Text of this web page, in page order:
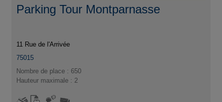
Parking Tour Montparnasse
11 Rue de l'Arrivée
75015
Nombre de place : 650
Hauteur maximale : 2